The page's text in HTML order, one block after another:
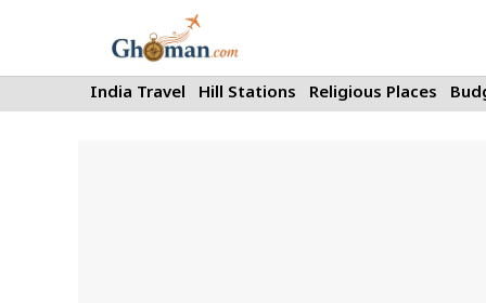
India Travel Hill Stations Religious Places